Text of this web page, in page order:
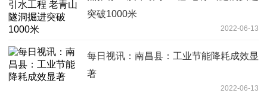
突破1000米
2022-06-13
每日视讯：南昌县：工业节能降耗成效显
著
2022-06-13